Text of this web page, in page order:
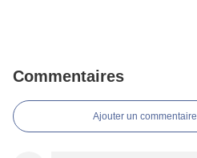
Commentaires
Ajouter un commentaire